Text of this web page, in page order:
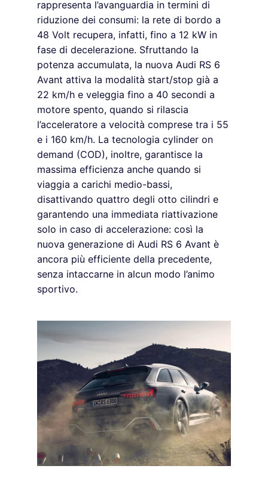
rappresenta l’avanguardia in termini di
riduzione dei consumi: la rete di bordo a
48 Volt recupera, infatti, fino a 12 kW in
fase di decelerazione. Sfruttando la
potenza accumulata, la nuova Audi RS 6
Avant attiva la modalità start/stop già a
22 km/h e veleggia fino a 40 secondi a
motore spento, quando si rilascia
l’acceleratore a velocità comprese tra i 55
e i 160 km/h. La tecnologia cylinder on
demand (COD), inoltre, garantisce la
massima efficienza anche quando si
viaggia a carichi medio-bassi,
disattivando quattro degli otto cilindri e
garantendo una immediata riattivazione
solo in caso di accelerazione: così la
nuova generazione di Audi RS 6 Avant è
ancora più efficiente della precedente,
senza intaccarne in alcun modo l’animo
sportivo.